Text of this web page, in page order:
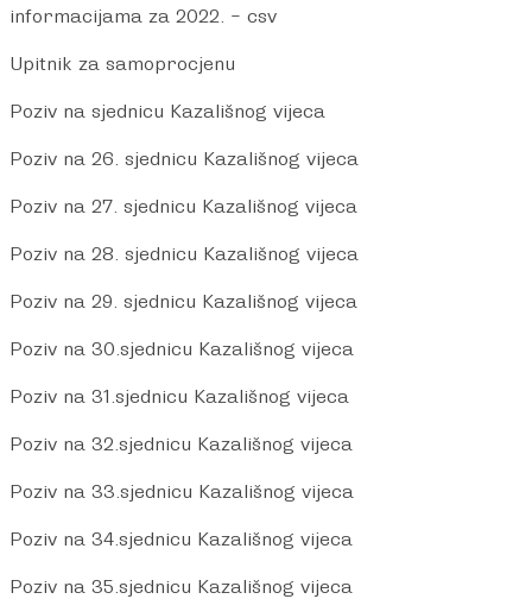
informacijama za 2022. – csv
Upitnik za samoprocjenu
Poziv na sjednicu Kazališnog vijeca
Poziv na 26. sjednicu Kazališnog vijeca
Poziv na 27. sjednicu Kazališnog vijeca
Poziv na 28. sjednicu Kazališnog vijeca
Poziv na 29. sjednicu Kazališnog vijeca
Poziv na 30.sjednicu Kazališnog vijeca
Poziv na 31.sjednicu Kazališnog vijeca
Poziv na 32.sjednicu Kazališnog vijeca
Poziv na 33.sjednicu Kazališnog vijeca
Poziv na 34.sjednicu Kazališnog vijeca
Poziv na 35.sjednicu Kazališnog vijeca